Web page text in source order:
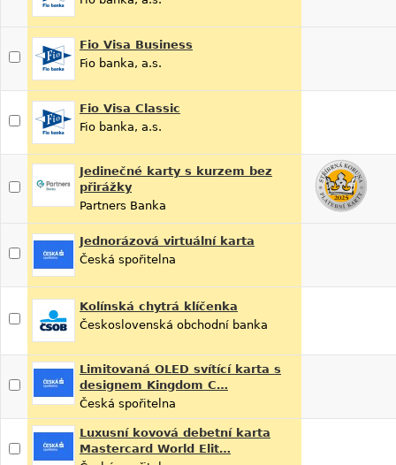
Fio Visa Business
Fio banka, a.s.
Fio Visa Classic
Fio banka, a.s.
Jedinečné karty s kurzem bez
přirážky
Partners Banka
Jednorázová virtuální karta
Česká spořitelna
Kolínská chytrá klíčenka
Československá obchodní banka
Limitovaná OLED svítící karta s
designem Kingdom C…
Česká spořitelna
Luxusní kovová debetní karta
Mastercard World Elit…